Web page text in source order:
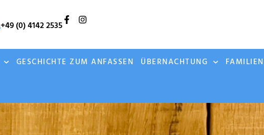
+49 (0) 4142 2535
GESCHICHTE ZUM ANFASSEN ÜBERNACHTUNG